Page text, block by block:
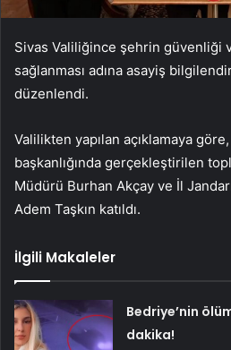
Sivas Valiliğince şehrin güvenliği
sağlanması adına asayiş
düzenlendi.
Valilikten yapılan açıklamaya
başkanlığında gerçekleştirilen
Müdürü Burhan Akçay ve İl
Adem Taşkın katıldı.
İlgili Makaleler
Bedriye’nin
dakika!